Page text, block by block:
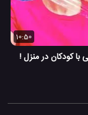
10:50
با کودکان در منزل !